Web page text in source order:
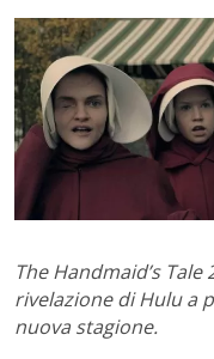
The Handmaid’s
rivelazione di Hulu a
nuova stagione.